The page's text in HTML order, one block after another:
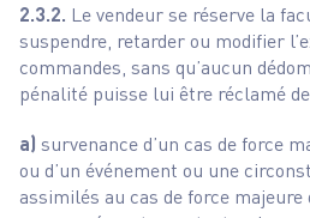
2.3.2. Le vendeur se réserve la
suspendre, retarder ou modifier
commandes, sans qu’aucun
pénalité puisse lui être réclamé
a) survenance d’un cas de force
ou d’un événement ou une
assimilés au cas de force